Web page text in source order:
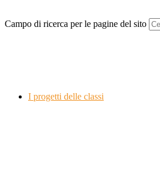
Campo di ricerca per le pagine del sito
I progetti delle classi